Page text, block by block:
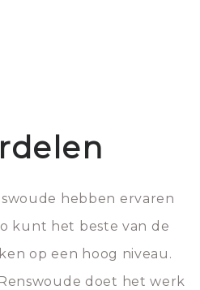
hebben ervaren
kunt het beste van de
op een hoog niveau.
doet het werk